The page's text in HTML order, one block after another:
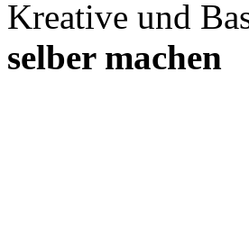
Kreative und
selber machen